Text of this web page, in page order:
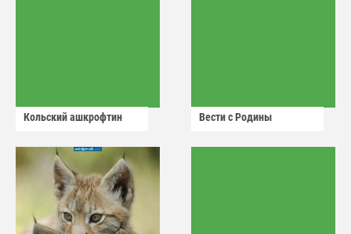
Кольский ашкрофтин Вести с Родины